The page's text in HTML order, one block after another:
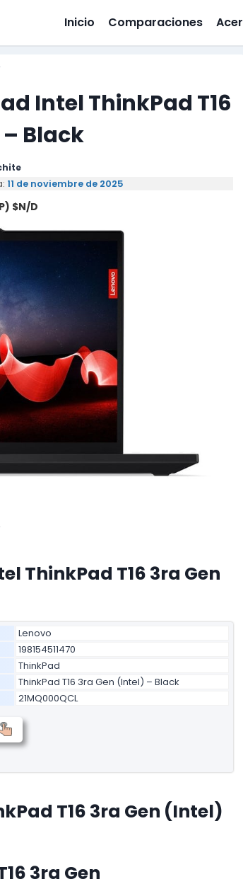
Inicio Comparaciones Acer
Intel ThinkPad T16
Black
11 de noviembre de 2025
$N/D
ThinkPad T16 3ra Gen
Lenovo
198154511470
ThinkPad
ThinkPad T16 3ra Gen (Intel) – Black
21MQ000QCL
T16 3ra Gen (Intel)
3ra Gen